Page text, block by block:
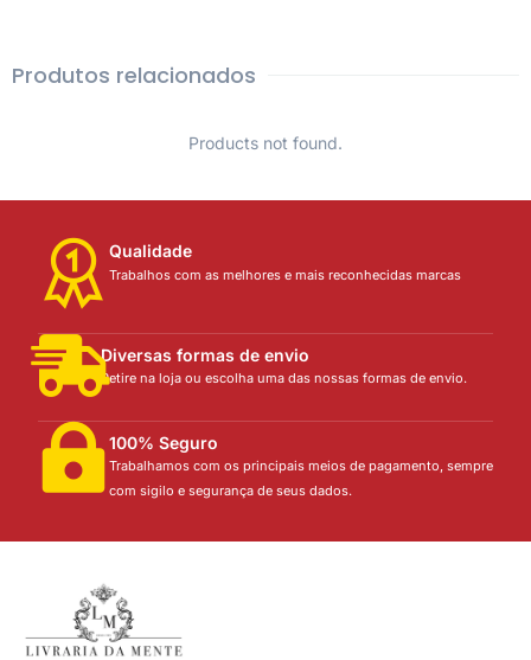
Produtos relacionados
Products not found.
Qualidade
Trabalhos com as melhores e mais reconhecidas marcas
Diversas formas de envio
Retire na loja ou escolha uma das nossas formas de envio.
100% Seguro
Trabalhamos com os principais meios de pagamento, sempre
com sigilo e segurança de seus dados.